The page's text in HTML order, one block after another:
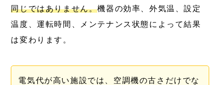
同じではありません。機器の効率、外気温、設定
温度、運転時間、メンテナンス状態によって結果
は変わります。
電気代が高い施設では、空調機の古さだけでな